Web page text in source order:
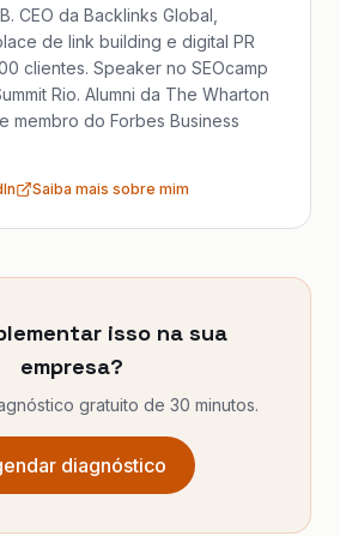
CEO da Backlinks Global,
de link building e digital PR
clientes. Speaker no SEOcamp
Rio. Alumni da The Wharton
membro do Forbes Business
Saiba mais sobre mim
isso na sua
empresa?
gratuito de 30 minutos.
diagnóstico